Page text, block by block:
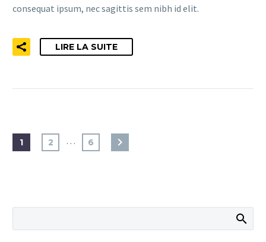
consequat ipsum, nec sagittis sem nibh id elit.
LIRE LA SUITE
1 2 … 6